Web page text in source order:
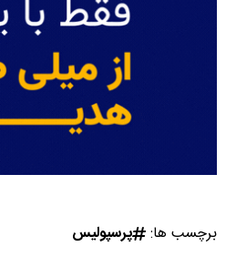
برچسب ها: پرسپولیس